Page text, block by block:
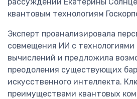
квантовым технологиям
Эксперт проанализировала
совмещения ИИ с технологиями
вычислений и предложила
преодоления существующих
искусственного интеллекта.
преимуществами квантовых